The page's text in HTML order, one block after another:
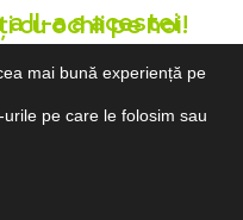
articole. Stați cu ochii pe noi!
mai bună experiență pe
pe care le folosim sau